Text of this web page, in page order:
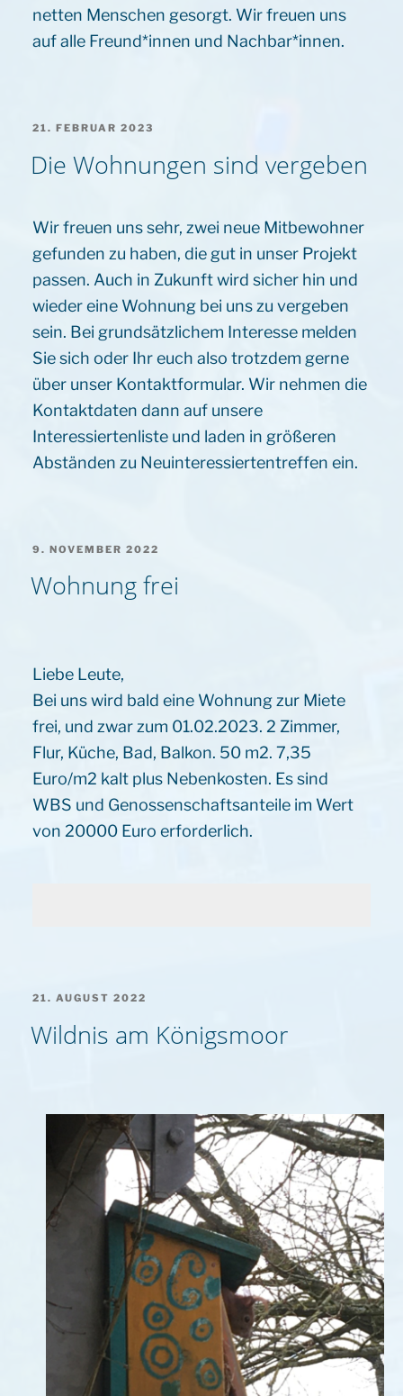
netten Menschen gesorgt. Wir freuen uns
auf alle Freund*innen und Nachbar*innen.
VERÖFFENTLICHT
21. FEBRUAR 2023
Die Wohnungen sind vergeben
Wir freuen uns sehr, zwei neue Mitbewohner
gefunden zu haben, die gut in unser Projekt
passen. Auch in Zukunft wird sicher hin und
wieder eine Wohnung bei uns zu vergeben
sein. Bei grundsätzlichem Interesse melden
Sie sich oder Ihr euch also trotzdem gerne
über unser Kontaktformular. Wir nehmen die
Kontaktdaten dann auf unsere
Interessiertenliste und laden in größeren
Abständen zu Neuinteressiertentreffen ein.
VERÖFFENTLICHT
9. NOVEMBER 2022
Wohnung frei
Liebe Leute,
Bei uns wird bald eine Wohnung zur Miete
frei, und zwar zum 01.02.2023. 2 Zimmer,
Flur, Küche, Bad, Balkon. 50 m2. 7,35
Euro/m2 kalt plus Nebenkosten. Es sind
WBS und Genossenschaftsanteile im Wert
von 20000 Euro erforderlich.
VERÖFFENTLICHT
21. AUGUST 2022
Wildnis am Königsmoor